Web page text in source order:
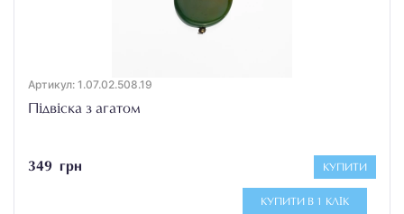
Артикул: 1.07.02.508.19
Підвіска з агатом
349 грн КУПИТИ
КУПИТИ В 1 КЛІК